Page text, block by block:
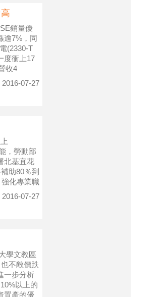
銷量優
逾7%，同
(2330-T
度衝上17
收4
07-27
以上
，勞動部
北基宜花
助80％到
化專業職
07-27
學文教區
不敵價跌
一步分析
以上的
置產的優